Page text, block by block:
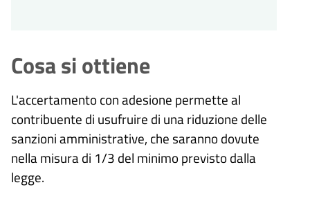
Cosa si ottiene
L'accertamento con adesione permette al
contribuente di usufruire di una riduzione delle
sanzioni amministrative, che saranno dovute
nella misura di 1/3 del minimo previsto dalla
legge.